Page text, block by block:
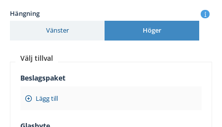
Hängning
Vänster Höger
Välj tillval
Beslagspaket
Lägg till